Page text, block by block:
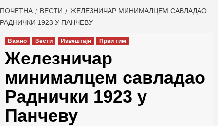
ПОЧЕТНА ВЕСТИ
ЖЕЛЕЗНИЧАР МИНИМАЛЦЕМ САВЛАДАО
РАДНИЧКИ 1923 У ПАНЧЕВУ
Важно Вести Извештаји Први тим
Железничар
минималцем савладао
Раднички 1923 у
Панчеву